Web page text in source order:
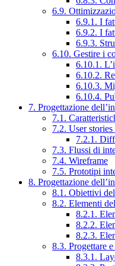
6.9.
6.9.1. I
6.9.2. I
6.9.3.
6.10. Gestire i
6.10.1.
6.10.2.
6.10.3.
6.10.4.
7. Progettazione
7.1.
7.2. User
7.2.1.
7.3. Flussi di
7.4. Wireframe
7.5. Prototipi
8. Progettazione
8.1. Obiettivi
8.2. Elementi
8.2.1.
8.2.2.
8.2.3.
8.3. Progettare
8.3.1.